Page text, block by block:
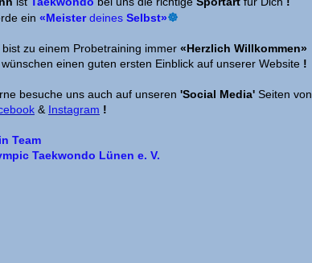
ein «Meisterdeines Selbst»☸
bist zu einem Probetraining immer «Herzlich Willkommen»
einen guten ersten Einblick auf unserer Website !
besuche uns auch auf unseren 'Social Media'Seiten von
& Instagram !
Team
Taekwondo Lünen e. V.